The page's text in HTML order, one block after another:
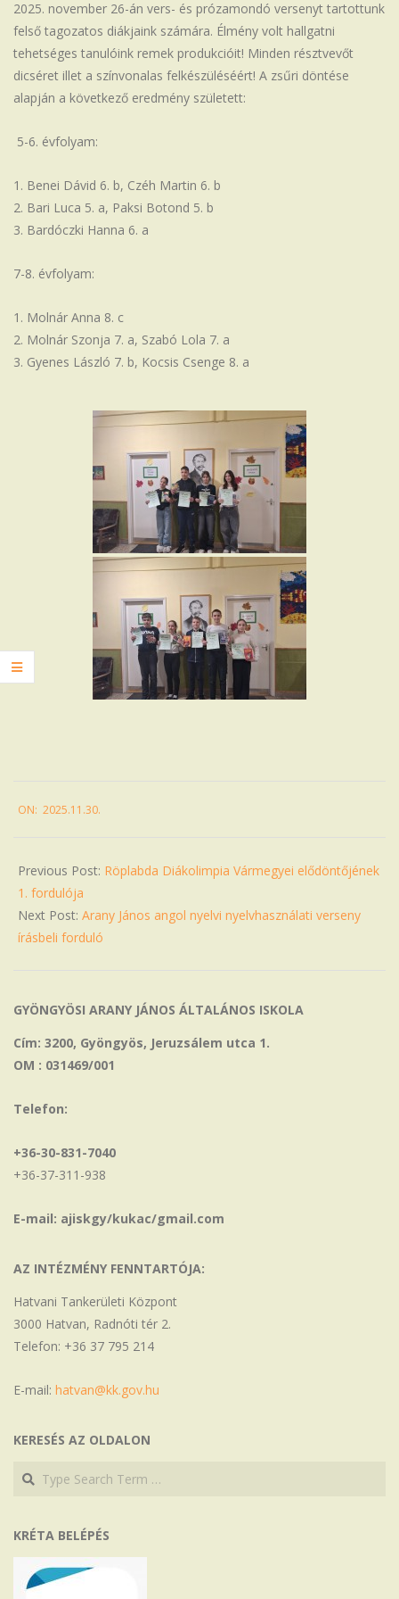
Iskola
2025. november 26-án vers- és prózamondó versenyt tartottunk
felső tagozatos diákjaink számára. Élmény volt hallgatni
tehetséges tanulóink remek produkcióit! Minden résztvevőt
dicséret illet a színvonalas felkészüléséért! A zsűri döntése
alapján a következő eredmény született:
5-6. évfolyam:
Benei Dávid 6. b, Czéh Martin 6. b
Bari Luca 5. a, Paksi Botond 5. b
Bardóczki Hanna 6. a
7-8. évfolyam:
Molnár Anna 8. c
Molnár Szonja 7. a, Szabó Lola 7. a
Gyenes László 7. b, Kocsis Csenge 8. a
11-
ON: 2025.11.30.
Previous Post: Röplabda Diákolimpia Vármegyei elődöntőjének
1. fordulója
Next Post: Arany János angol nyelvi nyelvhasználati verseny
írásbeli forduló
GYÖNGYÖSI ARANY JÁNOS ÁLTALÁNOS ISKOLA
Cím: 3200, Gyöngyös, Jeruzsálem utca 1.
OM : 031469/001
Telefon:
+36-30-831-7040
+36-37-311-938
E-mail: ajiskgy/kukac/gmail.com
AZ INTÉZMÉNY FENNTARTÓJA:
Hatvani Tankerületi Központ
3000 Hatvan, Radnóti tér 2.
Telefon: +36 37 795 214
E-mail: hatvan@kk.gov.hu
KERESÉS AZ OLDALON
Search
Search
KRÉTA BELÉPÉS